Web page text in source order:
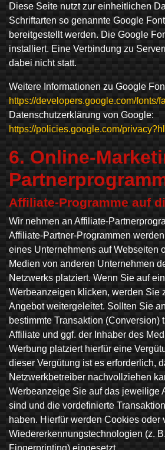
Diese Seite nutzt zur einheitlichen
Schriftarten so genannte Google
bereitgestellt werden. Die Google
installiert. Eine Verbindung zu
dabei nicht statt.
Weitere Informationen zu Google
https://developers.google.com/fonts/
Datenschutzerklärung von Google:
https://policies.google.com/
6. Online-
Affiliate-Programme auf
Wir nehmen an Affiliate-
Affiliate-Partner-Programmen
eines Unternehmens auf Webseiten
Medien von anderen Unternehmen
Netzwerks platziert. Wenn Sie auf
Werbeanzeigen klicken, werden Sie
Angebot weitergeleitet. Sollten Sie
bestimmte Transaktion (Conversion)
Affiliate und ggf. der Inhaber des
Werbung platziert hierfür eine
dieser Vergütung ist es erforderlich,
Netzwerkbetreiber nachvollziehen
Werbeanzeige Sie auf das jeweilige
sind und die vordefinierte
haben. Hierfür werden Cookies oder
Wiedererkennungstechnologien (z.
Fingerprinting) eingesetzt.